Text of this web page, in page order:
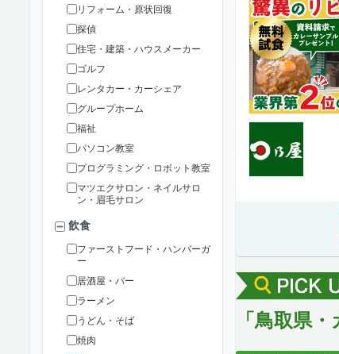
リフォーム・原状回復
探偵
住宅・建築・ハウスメーカー
ゴルフ
レンタカー・カーシェア
グループホーム
福祉
パソコン教室
プログラミング・ロボット教室
マツエクサロン・ネイルサロ
ン・眉毛サロン
飲食
ファーストフード・ハンバーガ
ー
居酒屋・バー
ラーメン
うどん・そば
焼肉
「鳥取県・